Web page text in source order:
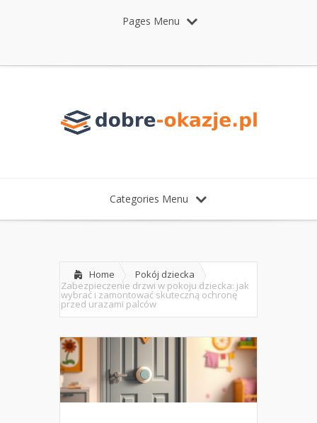
Pages Menu
Categories Menu
Home
Pokój dziecka
Zabezpieczenie drzwi w pokoju dziecka: jak
wybrać i zamontować skuteczną ochronę
przed urazami palców